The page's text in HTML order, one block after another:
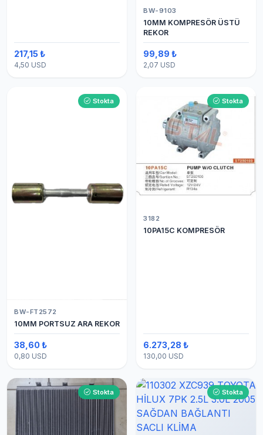
217,15 ₺
4,50 USD
BW-9103
10MM KOMPRESÖR ÜSTÜ
REKOR
99,89 ₺
2,07 USD
Stokta
BW-FT2572
10MM PORTSUZ ARA REKOR
38,60 ₺
0,80 USD
Stokta
3182
10PA15C KOMPRESÖR
6.273,28 ₺
130,00 USD
Stokta Stokta